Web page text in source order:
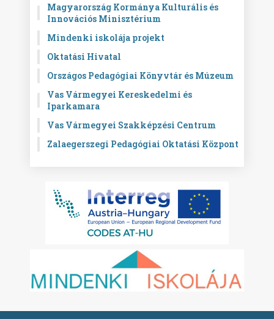
Magyarország Kormánya Kulturális és
Innovációs Minisztérium
Mindenki iskolája projekt
Oktatási Hivatal
Országos Pedagógiai Könyvtár és Múzeum
Vas Vármegyei Kereskedelmi és
Iparkamara
Vas Vármegyei Szakképzési Centrum
Zalaegerszegi Pedagógiai Oktatási Központ